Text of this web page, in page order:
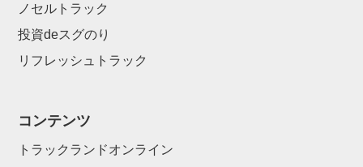
ノセルトラック
投資deスグのり
リフレッシュトラック
コンテンツ
トラックランドオンライン